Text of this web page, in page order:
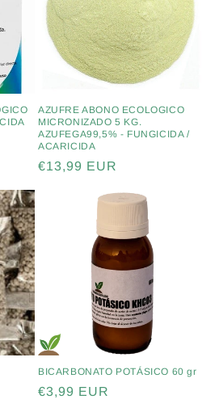
AZUFRE ABONO ECOLOGICO
MICRONIZADO 5 KG.
AZUFEGA99,5% - FUNGICIDA /
ACARICIDA
Precio
€13,99 EUR
BICARBONATO POTÁSICO 60 gr
Precio
€3,99 EUR